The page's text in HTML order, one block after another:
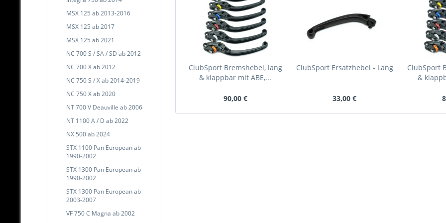
MSX 125 ab 2013-2016
MSX 125 ab 2017
MSX 125 ab 2021
NC 700 S / SA / SD ab 2012
NC 700 X ab 2012
NC 750 S / X ab 2014-2019
NC 750 X ab 2020
NT 700 V Deauville ab 2006
NT 1100 A / D ab 2022
NX 500 ab 2024
STX 1100 Pan European ab
1990-2002
STX 1300 Pan European ab
1990-2002
STX 1300 Pan European ab
2003-2007
VF 750 C Magna ab 2002
ClubSport Bremshebel, lang
& klappbar mit ABE,...
90,00 €
ClubSport Ersatzhebel - Lang
33,00 €
ClubSport
&